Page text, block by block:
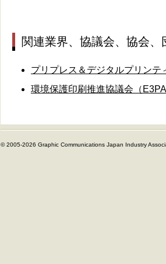
関連業界、協議会、協会、
プリプレス＆デジタルプリンテ
環境保護印刷推進協議会（E3PA
© 2005-2026 Graphic Communications Japan Industry